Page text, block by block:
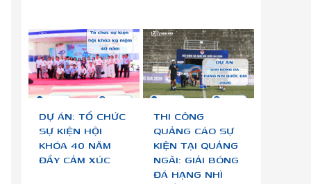
DỰ ÁN: TỔ CHỨC
SỰ KIỆN HỘI
KHÓA 40 NĂM
ĐẦY CẢM XÚC
THI CÔNG
QUẢNG CÁO SỰ
KIỆN TẠI QUẢNG
NGÃI: GIẢI BÓNG
ĐÁ HẠNG NHÌ